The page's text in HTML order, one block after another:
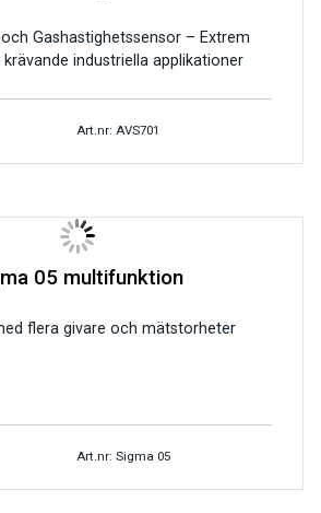
Gashastighetssensor – Extrem
industriella applikationer
Art.nr: AVS701
05 multifunktion
flera givare och mätstorheter
Art.nr: Sigma 05